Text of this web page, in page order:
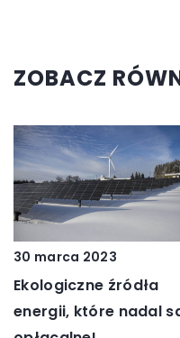
ZOBACZ
30 marca 2023
Ekologiczne źródła
energii, które nadal